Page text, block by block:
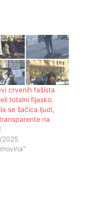
crvenih fašista
totalni fijasko.
se šačica ljudi,
na
2025